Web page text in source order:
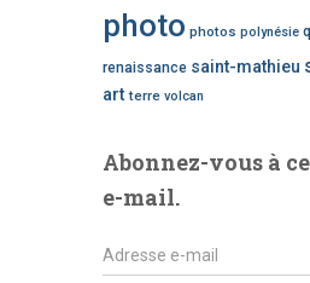
i
c
s
photo photos polynésie
renaissance saint-mathieu
art terre volcan
Abonnez-vous à
e-mail.
A
d